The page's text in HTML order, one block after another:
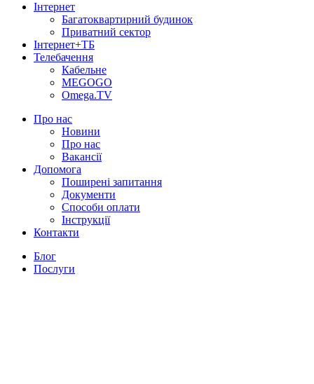
Інтернет
Багатоквартирний будинок
Приватний сектор
Інтернет+ТБ
Телебачення
Кабельне
MEGOGO
Omega.TV
Про нас
Новини
Про нас
Вакансії
Допомога
Поширені запитання
Документи
Способи оплати
Інструкції
Контакти
Блог
Послуги